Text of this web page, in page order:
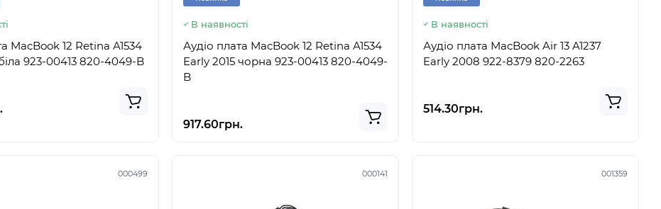
MacBook 12 Retina A1534
923-00413 820-4049-B
В наявності
Аудіо плата MacBook 12 Retina A1534
Early 2015 чорна 923-00413 820-4049-
B
917.60грн.
В наявності
Аудіо плата MacBook Air 13 A1237
Early 2008 922-8379 820-2263
514.30грн.
000499 000141 001359